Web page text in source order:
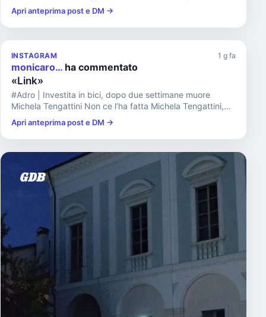
Apri anteprima post e DM →
INSTAGRAM 1 g fa
monicaro… ha commentato
«Link»
#Adro | Investita in bici, dopo due settimane muore
Michela Tengattini Non ce l’ha fatta Michela Tengattini,
investita ...
Apri anteprima post e DM →